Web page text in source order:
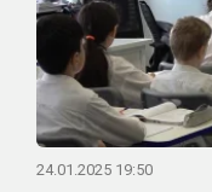
24.01.2025 19:50